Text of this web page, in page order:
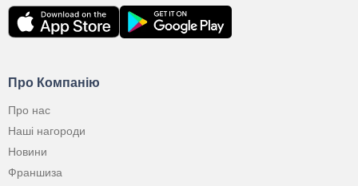
Про Компанію
Про нас
Наші нагороди
Новини
Франшиза